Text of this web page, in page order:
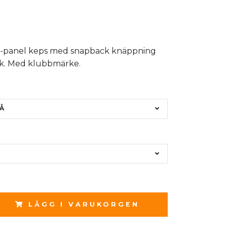
panel keps med snapback knäppning
Med klubbmärke.
LÄGG I VARUKORGEN